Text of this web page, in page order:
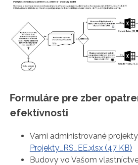
Formuláre pre zber
efektívnosti
Vami administrované
Projekty_RS_EE.xlsx (47 KB)
Budovy vo Vašom